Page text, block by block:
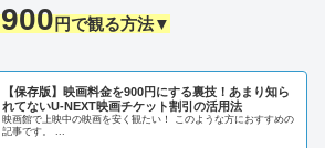
900円で観る方法▼
【保存版】映画料金を900円にする裏技！あまり知ら
れてないU-NEXT映画チケット割引の活用法
映画館で上映中の映画を安く観たい！ このような方におすすめの
記事です。 ...